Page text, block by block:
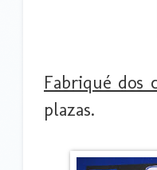
Fabriqué dos
plazas.